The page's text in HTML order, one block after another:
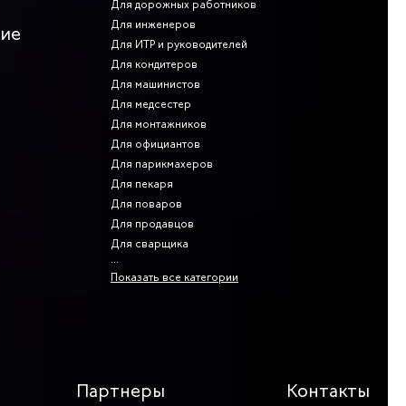
которые могли бы зацепиться за что-то и
загрязнений, механических воздействий, влаги.
Отдельно стоит отметить сигнальные плащи,
соответствует полностью. Согласно ГОСТу
горизонтально охватывающих торс и руки на том же
и курткой, но также удобны модели с полукомбинезонами.
Для дорожных работников
Для инженеров
Для ИТР и руководителей
Для кондитеров
Для машинистов
Для медсестер
Для монтажников
Для официантов
Для парикмахеров
Для пекаря
Для поваров
Для продавцов
Для сварщика
Показать все категории
Партнеры Контакты